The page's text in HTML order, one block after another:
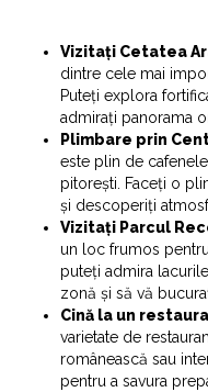
Vizitați Cetatea
dintre cele mai
Puteți explora
admirați panorama
Plimbare prin
este plin de
pitorești. Faceți o
și descoperiți
Vizitați Parcul
un loc frumos
puteți admira
zonă și să vă
Cină la un
varietate de
românească sau
pentru a savura